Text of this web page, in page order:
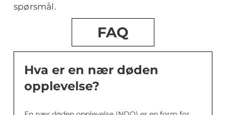
spørsmål.
FAQ
Hva er en nær døden
opplevelse?